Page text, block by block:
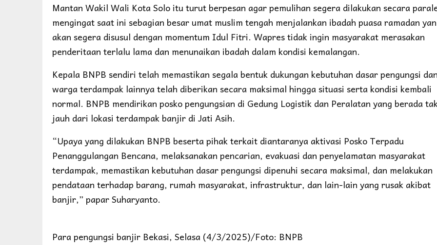
Mantan Wakil Wali Kota Solo itu turut berpesan agar pemulihan segera dilakukan secara
mengingat saat ini sebagian besar umat muslim tengah menjalankan ibadah puasa ramadan
akan segera disusul dengan momentum Idul Fitri. Wapres tidak ingin masyarakat merasakan
penderitaan terlalu lama dan menunaikan ibadah dalam kondisi kemalangan.
Kepala BNPB sendiri telah memastikan segala bentuk dukungan kebutuhan dasar pengungsi
warga terdampak lainnya telah diberikan secara maksimal hingga situasi serta kondisi kembali
normal. BNPB mendirikan posko pengungsian di Gedung Logistik dan Peralatan yang berada
jauh dari lokasi terdampak banjir di Jati Asih.
“Upaya yang dilakukan BNPB beserta pihak terkait diantaranya aktivasi Posko Terpadu
Penanggulangan Bencana, melaksanakan pencarian, evakuasi dan penyelamatan masyarakat
terdampak, memastikan kebutuhan dasar pengungsi dipenuhi secara maksimal, dan melakukan
pendataan terhadap barang, rumah masyarakat, infrastruktur, dan lain-lain yang rusak akibat
banjir,” papar Suharyanto.
Para pengungsi banjir Bekasi, Selasa (4/3/2025)/Foto: BNPB